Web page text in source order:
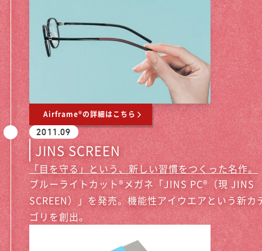
Airframe®の詳細はこちら
2011.09
JINS SCREEN
「目を守る」という、新しい習慣をつくった名作。
ブルーライトカット®メガネ「JINS PC®（現 JINS
SCREEN）」を発売。機能性アイウエアという新カ
ゴリを創出。